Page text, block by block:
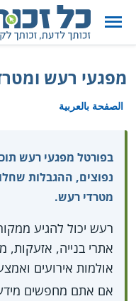
מפגעי רעש
الصفحة بالعربية
בפורטל מפגעי רעש
נפוצים, ההגבלות
מטרדי רעש.
רעש יכול להגיע
אתרי בנייה, אזעקות,
אולמות אירועים
אם אתם מחפשים